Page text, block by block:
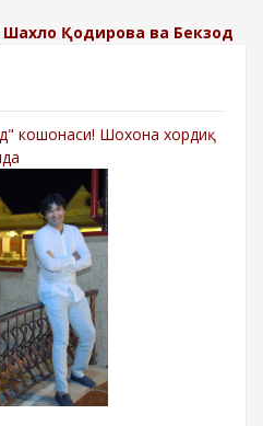
Қодирова ва Бекзод
кошонаси! Шохона хордиқ